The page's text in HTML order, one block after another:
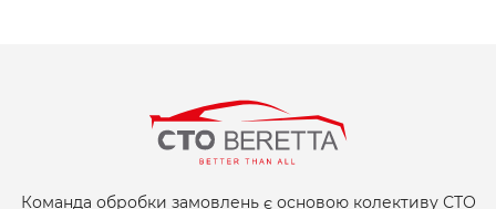
Команда обробки замовлень є основою колективу СТО